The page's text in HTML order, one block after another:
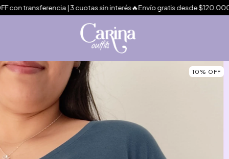
| 3 cuotas sin interés🔥Envío gratis desde $120.000
10 % OFF